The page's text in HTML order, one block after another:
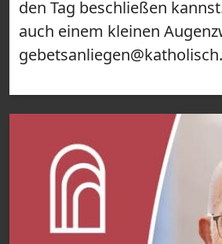
den Tag beschließen
auch einem kleinen